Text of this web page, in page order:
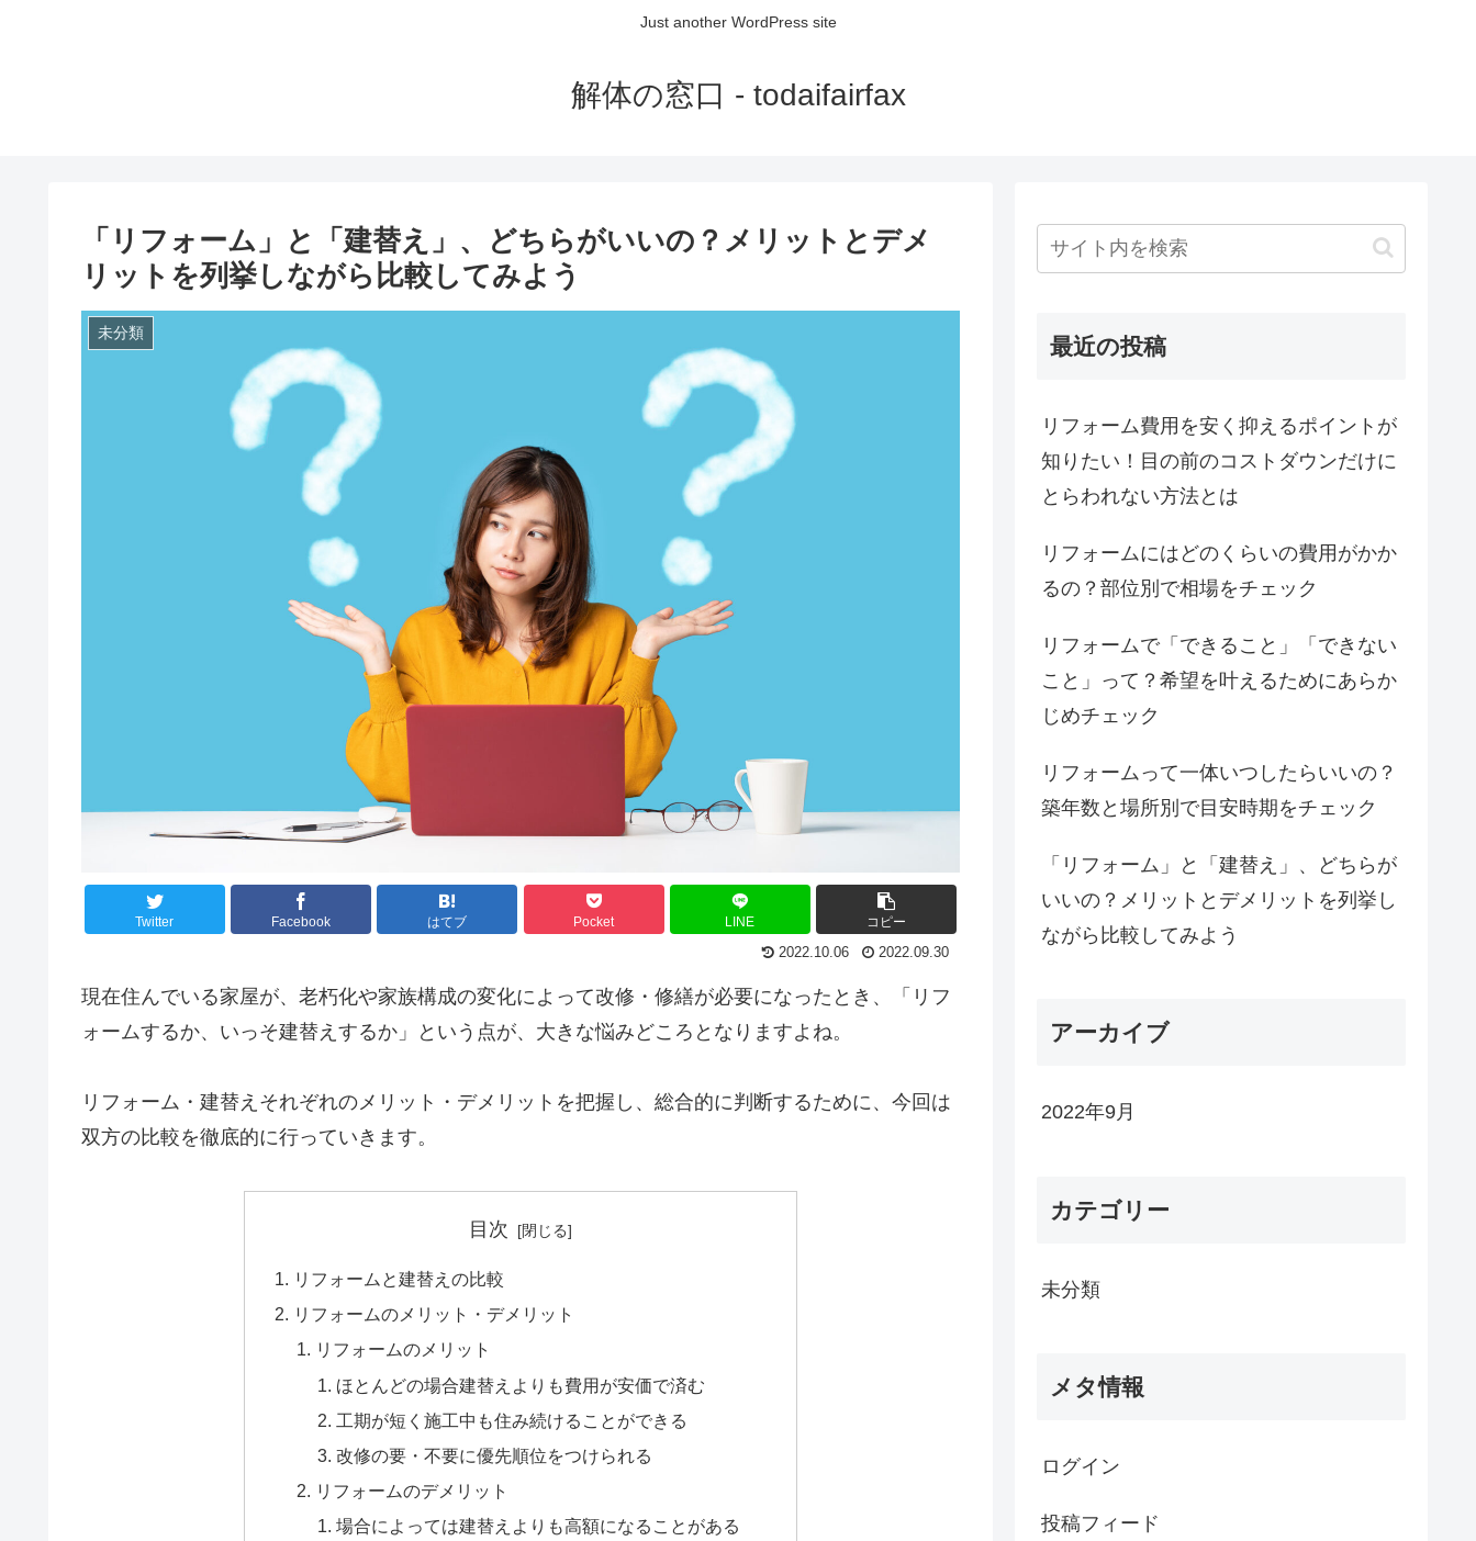
Just another WordPress site
解体の窓口 - todaifairfax
「リフォーム」と「建替え」、どちらがいいの？メリットとデメ
リットを列挙しながら比較してみよう
未分類
Twitter Facebook はてブ Pocket LINE コピー
2022.10.06 2022.09.30
現在住んでいる家屋が、老朽化や家族構成の変化によって改修・修繕が必要になったとき、「リフ
ォームするか、いっそ建替えするか」という点が、大きな悩みどころとなりますよね。
リフォーム・建替えそれぞれのメリット・デメリットを把握し、総合的に判断するために、今回は
双方の比較を徹底的に行っていきます。
目次
リフォームと建替えの比較
リフォームのメリット・デメリット
リフォームのメリット
ほとんどの場合建替えよりも費用が安価で済む
工期が短く施工中も住み続けることができる
改修の要・不要に優先順位をつけられる
リフォームのデメリット
場合によっては建替えよりも高額になることがある
最近の投稿
リフォーム費用を安く抑えるポイントが
知りたい！目の前のコストダウンだけに
とらわれない方法とは
リフォームにはどのくらいの費用がかか
るの？部位別で相場をチェック
リフォームで「できること」「できない
こと」って？希望を叶えるためにあらか
じめチェック
リフォームって一体いつしたらいいの？
築年数と場所別で目安時期をチェック
「リフォーム」と「建替え」、どちらが
いいの？メリットとデメリットを列挙し
ながら比較してみよう
アーカイブ
2022年9月
カテゴリー
未分類
メタ情報
ログイン
投稿フィード